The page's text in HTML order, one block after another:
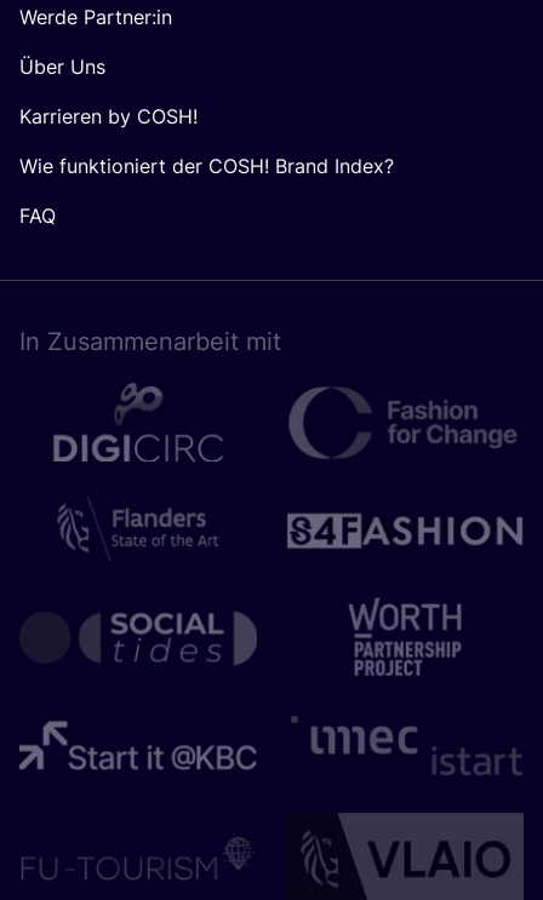
Werde Partner:in
Über Uns
Karrieren by COSH!
Wie funktioniert der COSH! Brand Index?
FAQ
In Zusam­men­ar­beit mit